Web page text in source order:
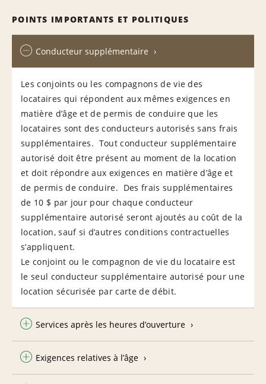
POINTS IMPORTANTS ET POLITIQUES
Conducteur supplémentaire
Les conjoints ou les compagnons de vie des
locataires qui répondent aux mêmes exigences en
matière d’âge et de permis de conduire que les
locataires sont des conducteurs autorisés sans frais
supplémentaires. Tout conducteur supplémentaire
autorisé doit être présent au moment de la location
et doit répondre aux exigences en matière d’âge et
de permis de conduire. Des frais supplémentaires
de 10 $ par jour pour chaque conducteur
supplémentaire autorisé seront ajoutés au coût de la
location, sauf si d’autres conditions contractuelles
s’appliquent.
Le conjoint ou le compagnon de vie du locataire est
le seul conducteur supplémentaire autorisé pour une
location sécurisée par carte de débit.
Services après les heures d’ouverture
Exigences relatives à l’âge